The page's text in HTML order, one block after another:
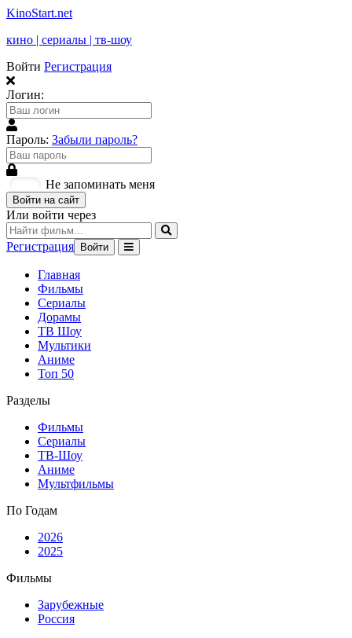
KinoStart.net
кино | сериалы | тв-шоу
Войти Регистрация
Логин:
Пароль: Забыли пароль?
Не запоминать меня
Войти на сайт
Или войти через
Регистрация Войти
Главная
Фильмы
Сериалы
Дорамы
ТВ Шоу
Мультики
Аниме
Топ 50
Разделы
Фильмы
Сериалы
ТВ-Шоу
Аниме
Мультфильмы
По Годам
2026
2025
Фильмы
Зарубежные
Россия